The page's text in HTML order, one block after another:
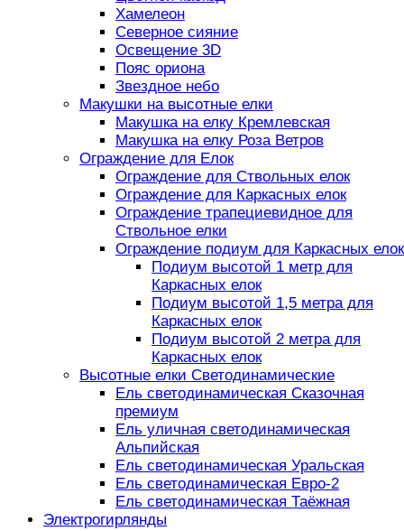
Хамелеон
Северное сияние
Освещение 3D
Пояс ориона
Звездное небо
Макушки на высотные елки
Макушка на елку Кремлевская
Макушка на елку Роза Ветров
Ограждение для Елок
Ограждение для Ствольных елок
Ограждение для Каркасных елок
Ограждение трапециевидное для
Ствольное елки
Ограждение подиум для Каркасных елок
Подиум высотой 1 метр для
Каркасных елок
Подиум высотой 1,5 метра для
Каркасных елок
Подиум высотой 2 метра для
Каркасных елок
Высотные елки Светодинамические
Ель светодинамическая Сказочная
премиум
Ель уличная светодинамическая
Альпийская
Ель светодинамическая Уральская
Ель светодинамическая Евро-2
Ель светодинамическая Таёжная
Электрогирлянды